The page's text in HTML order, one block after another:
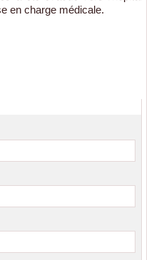
en charge médicale.